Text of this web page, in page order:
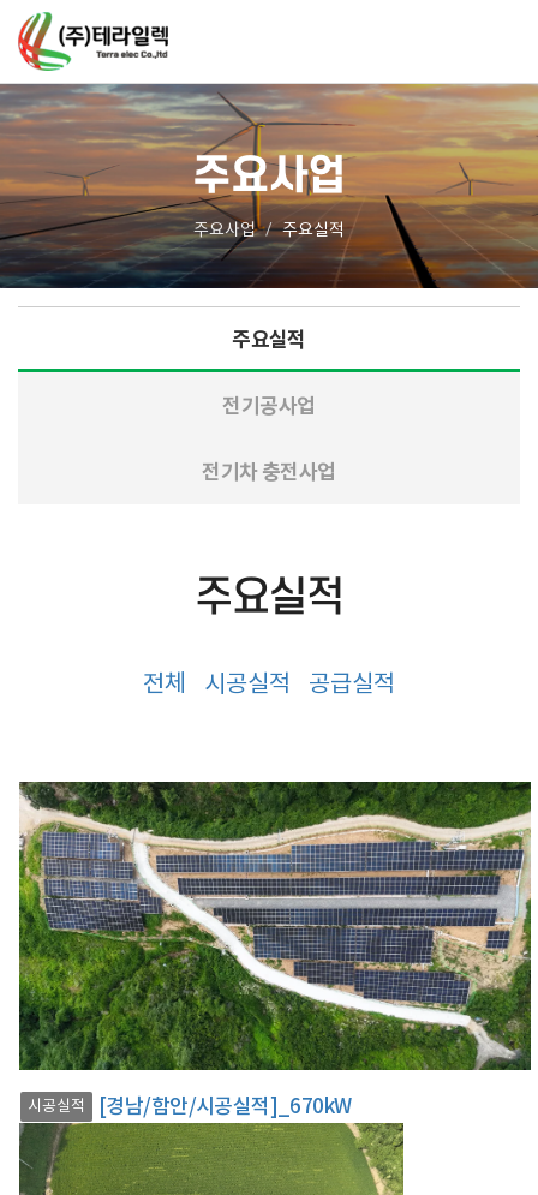
주요사업
주요사업 주요실적
주요실적
전기공사업
전기차 충전사업
주요실적
전체 시공실적 공급실적
시공실적 [경남/함안/시공실적]_670kW